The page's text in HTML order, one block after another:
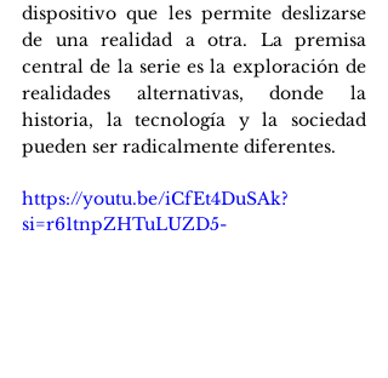
dispositivo que les permite deslizarse
de una realidad a otra. La premisa
central de la serie es la exploración de
realidades alternativas, donde la
historia, la tecnología y la sociedad
pueden ser radicalmente diferentes.
https://youtu.be/iCfEt4DuSAk?
si=r61tnpZHTuLUZD5-